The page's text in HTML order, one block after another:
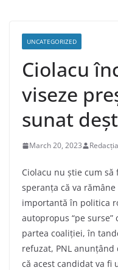
UNCATEGORIZED
Ciolacu
viseze
sunat
March 20, 2023 Redacția
Ciolacu nu știe cum să
speranța că va
importantă în politica
autopropus “pe
partea coaliției, în
refuzat, PNL
că acest candidat va fi